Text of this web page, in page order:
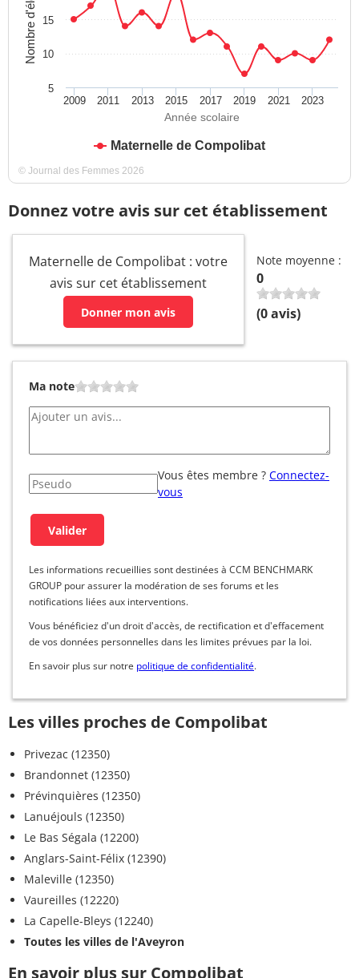
Année scolaire
Nombre d'élèves
Maternelle de Compolibat
2009 2011 2013 2015 2017 2019 2021 2023
5
10
15
© Journal des Femmes 2026
Donnez votre avis sur cet établissement
Maternelle de Compolibat : votre
avis sur cet établissement
Donner mon avis
Note moyenne :
0
(0avis)
Ma note
Vous êtes membre ? Connectez-
vous
Les informations recueillies sont destinées à CCM BENCHMARK
GROUP pour assurer la modération de ses forums et les
notifications liées aux interventions.
Vous bénéficiez d'un droit d'accès, de rectification et d'effacement
de vos données personnelles dans les limites prévues par la loi.
En savoir plus sur notre politique de confidentialité.
Les villes proches de Compolibat
Privezac (12350)
Brandonnet (12350)
Prévinquières (12350)
Lanuéjouls (12350)
Le Bas Ségala (12200)
Anglars-Saint-Félix (12390)
Maleville (12350)
Vaureilles (12220)
La Capelle-Bleys (12240)
Toutes les villes de l'Aveyron
En savoir plus sur Compolibat